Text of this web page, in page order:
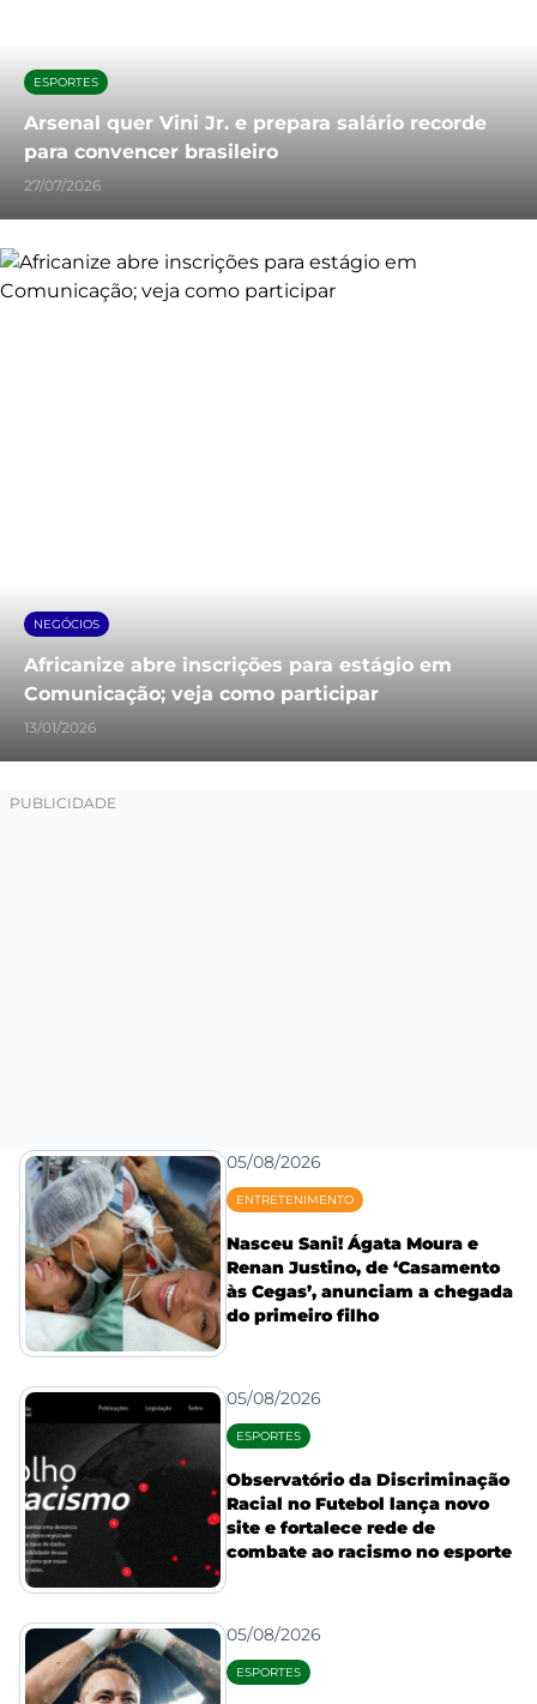
ESPORTES
Arsenal quer Vini Jr. e prepara salário recorde
para convencer brasileiro
27/07/2026
NEGÓCIOS
Africanize abre inscrições para estágio em
Comunicação; veja como participar
13/01/2026
05/08/2026
ENTRETENIMENTO
Nasceu Sani! Ágata Moura e
Renan Justino, de ‘Casamento
às Cegas’, anunciam a chegada
do primeiro filho
05/08/2026
ESPORTES
Observatório da Discriminação
Racial no Futebol lança novo
site e fortalece rede de
combate ao racismo no esporte
05/08/2026
ESPORTES